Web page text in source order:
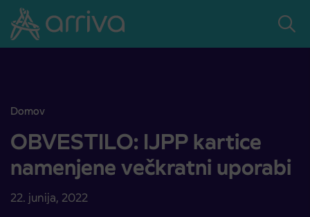
Skoči na vsebino
Domov
OBVESTILO: IJPP kartice namenjene večkratni uporabi
OBVESTILO: IJPP kartice
namenjene večkratni uporabi
22. junija, 2022